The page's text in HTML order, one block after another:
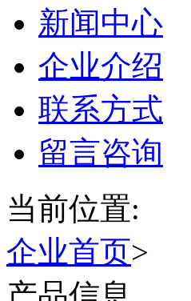
新闻中心
企业介绍
联系方式
留言咨询
当前位置:
企业首页>